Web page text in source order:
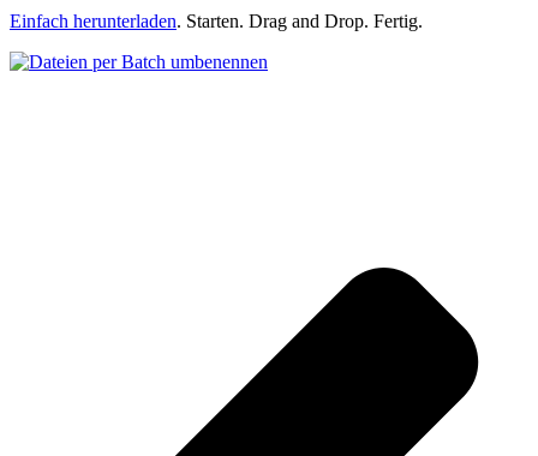
Einfach herunterladen. Starten. Drag and Drop. Fertig.